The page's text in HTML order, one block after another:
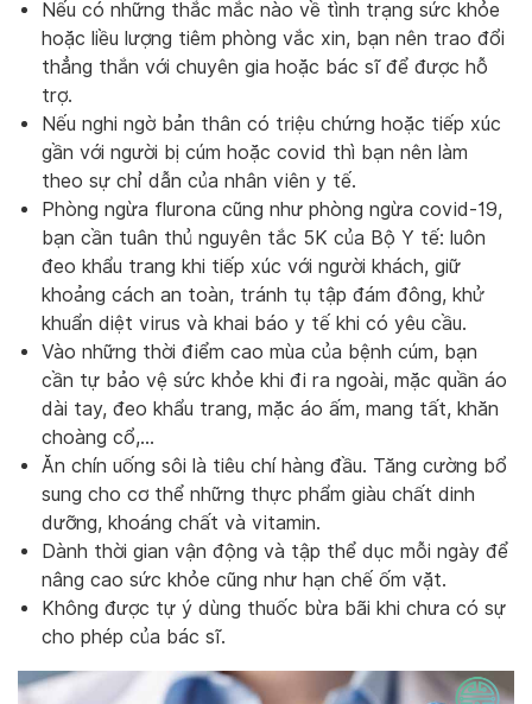
Nếu có những thắc mắc nào về tình trạng sức khỏe
hoặc liều lượng tiêm phòng vắc xin, bạn nên trao đổi
thẳng thắn với chuyên gia hoặc bác sĩ để được hỗ
trợ.
Nếu nghi ngờ bản thân có triệu chứng hoặc tiếp xúc
gần với người bị cúm hoặc covid thì bạn nên làm
theo sự chỉ dẫn của nhân viên y tế.
Phòng ngừa flurona cũng như phòng ngừa covid-19,
bạn cần tuân thủ nguyên tắc 5K của Bộ Y tế: luôn
đeo khẩu trang khi tiếp xúc với người khách, giữ
khoảng cách an toàn, tránh tụ tập đám đông, khử
khuẩn diệt virus và khai báo y tế khi có yêu cầu.
Vào những thời điểm cao mùa của bệnh cúm, bạn
cần tự bảo vệ sức khỏe khi đi ra ngoài, mặc quần áo
dài tay, đeo khẩu trang, mặc áo ấm, mang tất, khăn
choàng cổ,…
Ăn chín uống sôi là tiêu chí hàng đầu. Tăng cường bổ
sung cho cơ thể những thực phẩm giàu chất dinh
dưỡng, khoáng chất và vitamin.
Dành thời gian vận động và tập thể dục mỗi ngày để
nâng cao sức khỏe cũng như hạn chế ốm vặt.
Không được tự ý dùng thuốc bừa bãi khi chưa có sự
cho phép của bác sĩ.